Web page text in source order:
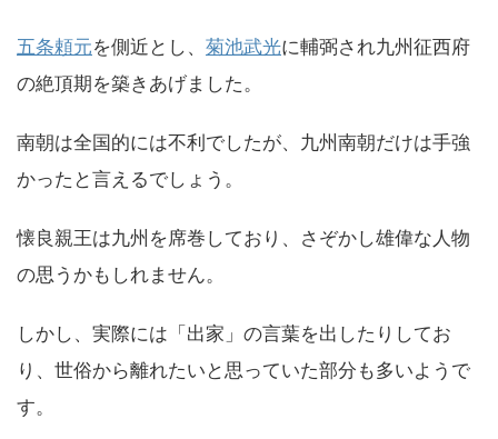
五条頼元を側近とし、 菊池武光に輔弼され九州征西府
の絶頂期を築きあげました。
南朝は全国的には不利でしたが、九州南朝だけは手強
かったと言えるでしょう。
懐良親王は九州を席巻しており、さぞかし雄偉な人物
の思うかもしれません。
しかし、実際には「出家」の言葉を出したりしてお
り、世俗から離れたいと思っていた部分も多いようで
す。